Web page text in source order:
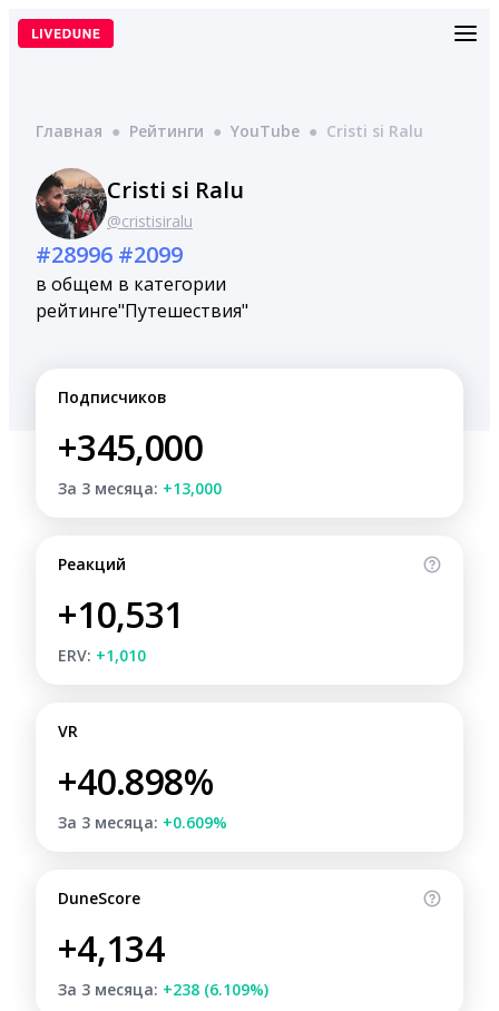
Перейти
Главная ● Рейтинги ● YouTube ● Cristi si Ralu
Cristi si Ralu
@cristisiralu
#28996
в общем
рейтинге
#2099
в категории
"Путешествия"
Подписчиков
+345,000
За 3 месяца: +13,000
Реакций
+10,531
ERV: +1,010
VR
+40.898%
За 3 месяца: +0.609%
DuneScore
+4,134
За 3 месяца: +238 (6.109%)